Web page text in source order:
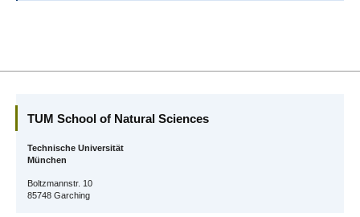
TUM School of Natural Sciences
Technische Universität
München
Boltzmannstr. 10
85748 Garching